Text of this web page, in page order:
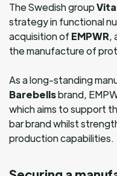
The Swedish group
strategy in functional
acquisition of EMPWR,
the manufacture of
As a long-standing
Barebellsbrand,
which aims to support
bar brand whilst
production capabilities.